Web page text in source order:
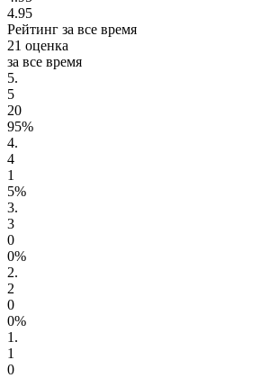
4.95
Рейтинг за все время
21 оценка
за все время
5.
5
20
95%
4.
4
1
5%
3.
3
0
0%
2.
2
0
0%
1.
1
0